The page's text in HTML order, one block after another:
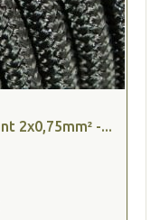
2x0,75mm² -...